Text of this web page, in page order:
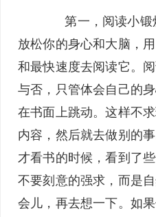
第一，阅读小锻
放松你的身心和大脑，
和最快速度去阅读它。
与否，只管体会自己的
在书面上跳动。这样不
内容，然后就去做别的
才看书的时候，看到了
不要刻意的强求，而是
会儿，再去想一下。如